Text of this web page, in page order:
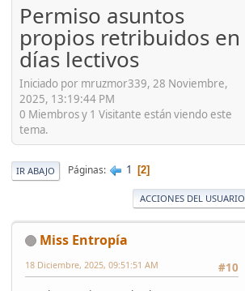
Permiso asuntos
propios retribuidos en
días lectivos
Iniciado por mruzmor339, 28 Noviembre,
2025, 13:19:44 PM
0 Miembros y 1 Visitante están viendo este
tema.
IR ABAJO Páginas 1 2
ACCIONES DEL USUARIO
Miss Entropía
#10
18 Diciembre, 2025, 09:51:51 AM